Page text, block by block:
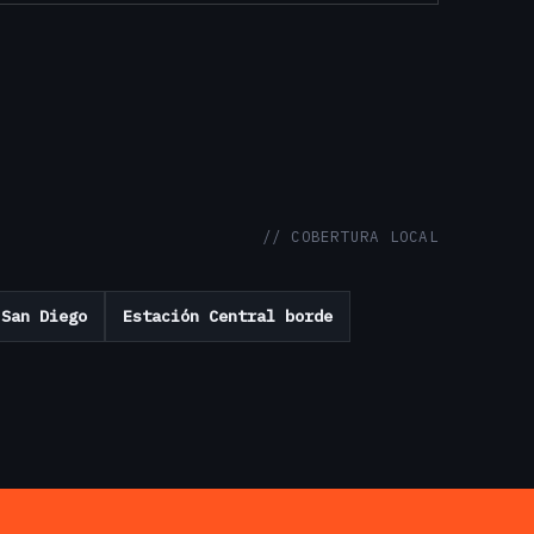
// COBERTURA LOCAL
San Diego Estación Central borde